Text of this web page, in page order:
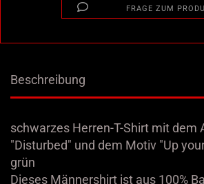
FRAGE ZUM
Beschreibung
schwarzes Herren-T-Shirt mit dem
"Disturbed" und dem Motiv "Up
grün
Dieses Männershirt ist aus 100%